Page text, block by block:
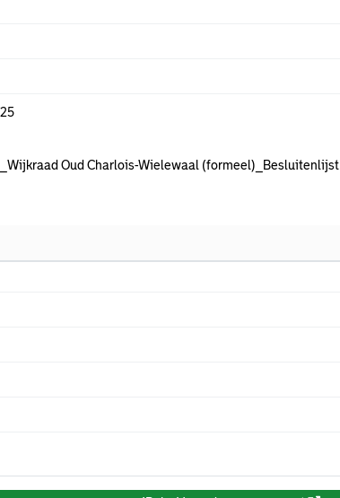
Oud Charlois-Wielewaal (formeel)_Besluitenlijst